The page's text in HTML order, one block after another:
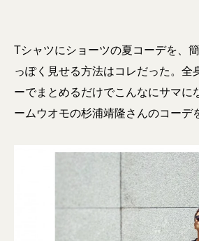
Tシャツにショーツの夏コーデを、
っぽく見せる方法はコレだった。全
ーでまとめるだけでこんなにサマに
ームウオモの杉浦靖隆さんのコーデ